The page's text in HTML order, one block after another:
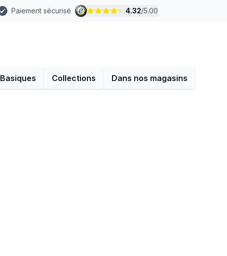
Paiement sécurisé 4.32/5.00
Basiques Collections Dans nos magasins